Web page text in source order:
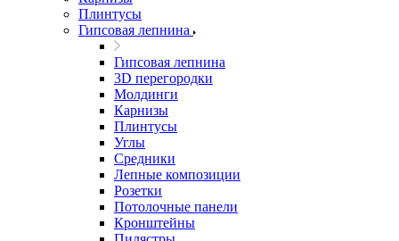
Плинтусы
Гипсовая лепнина
Гипсовая лепнина
3D перегородки
Молдинги
Карнизы
Плинтусы
Углы
Средники
Лепные композиции
Розетки
Потолочные панели
Кронштейны